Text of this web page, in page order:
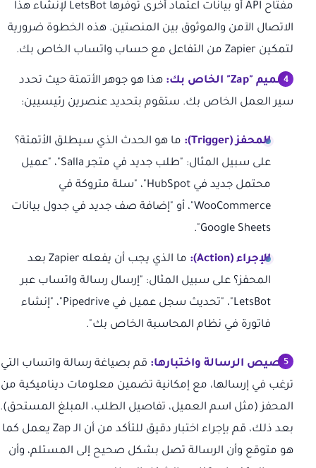
مفتاح API أو بيانات اعتماد أخرى توفرها LetsBot لإنشاء هذا
الاتصال الآمن والموثوق بين المنصتين. هذه الخطوة ضرورية
لتمكين Zapier من التفاعل مع حساب واتساب الخاص بك.
تصميم "Zap" الخاص بك:
هذا هو جوهر الأتمتة حيث تحدد
سير العمل الخاص بك. ستقوم بتحديد عنصرين رئيسيين:
المحفز (Trigger):
ما هو الحدث الذي سيطلق الأتمتة؟
على سبيل المثال: "طلب جديد في متجر Salla"، "عميل
محتمل جديد في HubSpot"، "سلة متروكة في
WooCommerce"، أو "إضافة صف جديد في جدول بيانات
Google Sheets".
الإجراء (Action):
ما الذي يجب أن يفعله Zapier بعد
المحفز؟ على سبيل المثال: "إرسال رسالة واتساب عبر
LetsBot"، "تحديث سجل عميل في Pipedrive"، "إنشاء
فاتورة في نظام المحاسبة الخاص بك".
تخصيص الرسالة واختبارها: قم بصياغة رسالة واتساب التي
ترغب في إرسالها، مع إمكانية تضمين معلومات ديناميكية من
المحفز (مثل اسم العميل، تفاصيل الطلب، المبلغ المستحق).
بعد ذلك، قم بإجراء اختبار دقيق للتأكد من أن الـ Zap يعمل كما
هو متوقع وأن الرسالة تصل بشكل صحيح إلى المستلم، وأن